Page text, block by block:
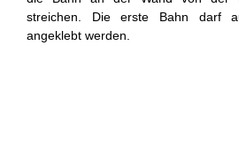
streichen. Die erste Bahn darf
angeklebt werden.